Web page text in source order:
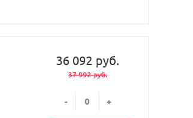
36 092 руб.
37 992 руб.
- +